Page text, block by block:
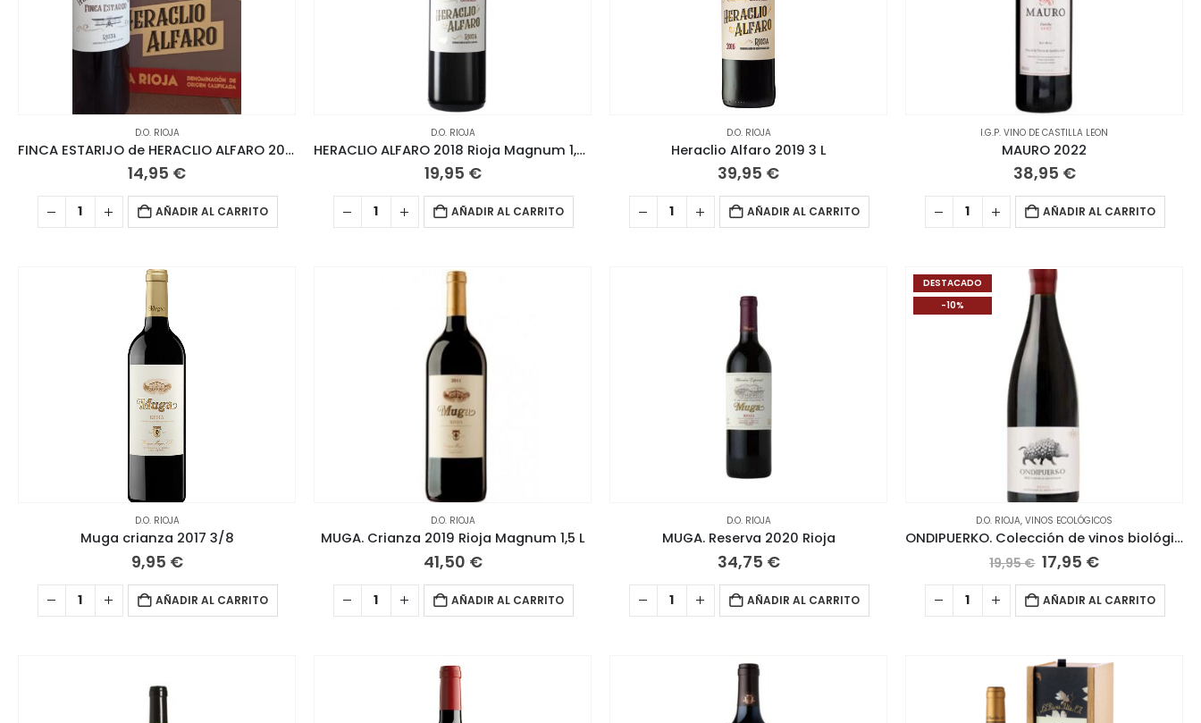
D.O. RIOJA
FINCA ESTARIJO de HERACLIO ALFARO 2017 Rioja
14,95 €
AÑADIR AL CARRITO
D.O. RIOJA
HERACLIO ALFARO 2018 Rioja Magnum 1,5 L
19,95 €
AÑADIR AL CARRITO
D.O. RIOJA
Heraclio Alfaro 2019 3 L
39,95 €
AÑADIR AL CARRITO
I.G.P. VINO DE CASTILLA LEON
MAURO 2022
38,95 €
AÑADIR AL CARRITO
D.O. RIOJA
Muga crianza 2017 3/8
9,95 €
AÑADIR AL CARRITO
D.O. RIOJA
MUGA. Crianza 2019 Rioja Magnum 1,5 L
41,50 €
AÑADIR AL CARRITO
D.O. RIOJA
MUGA. Reserva 2020 Rioja
34,75 €
AÑADIR AL CARRITO
DESTACADO
-10%
D.O. RIOJA, VINOS ECOLÓGICOS
ONDIPUERKO. Colección de vinos biológicos. 2021
19,95€ El
precio
original
era:
17,95 €El
actual
es:
AÑADIR AL CARRITO